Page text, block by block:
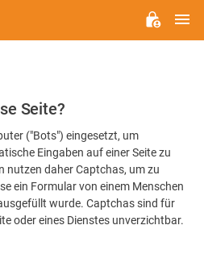
Seite?
("Bots") eingesetzt, um
Eingaben auf einer Seite zu
nutzen daher Captchas, um zu
ein Formular von einem Menschen
wurde. Captchas sind für
oder eines Dienstes unverzichtbar.